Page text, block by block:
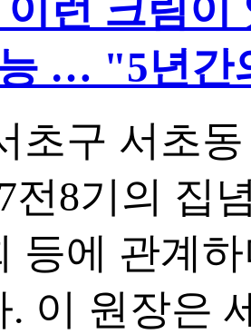
런 크림이
… "5년간
초구 서초
전8기의 집
등에 관계
. 이 원장은